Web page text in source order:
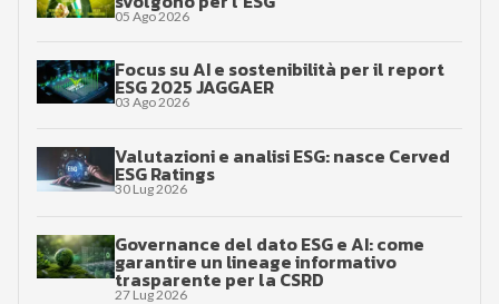
05 Ago 2026
Focus su AI e sostenibilità per il report
ESG 2025 JAGGAER
03 Ago 2026
Valutazioni e analisi ESG: nasce Cerved
ESG Ratings
30 Lug 2026
Governance del dato ESG e AI: come
garantire un lineage informativo
trasparente per la CSRD
27 Lug 2026